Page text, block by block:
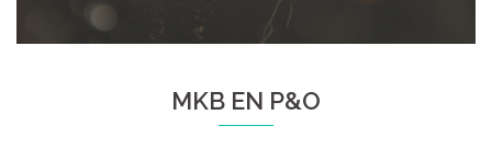
MKB EN P&O